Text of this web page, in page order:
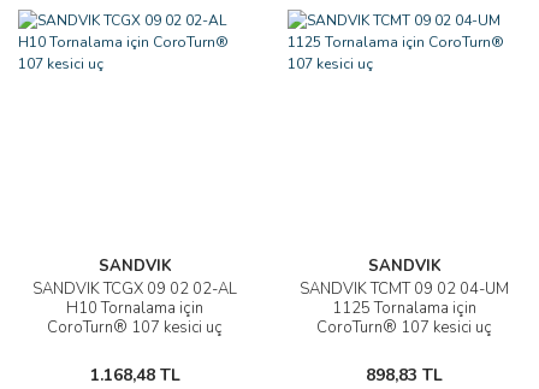
SANDVIK
SANDVIK TCGX 09 02 02-AL
H10 Tornalama için
CoroTurn® 107 kesici uç
1.168,48 TL
SANDVIK
SANDVIK TCMT 09 02 04-UM
1125 Tornalama için
CoroTurn® 107 kesici uç
898,83 TL